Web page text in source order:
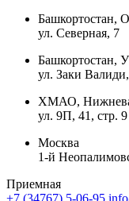
Башкортостан,
ул. Северная, 7
Башкортостан,
ул. Заки
ХМАО,
ул. 9П, 41, стр. 9
Москва
1-й
Приемная